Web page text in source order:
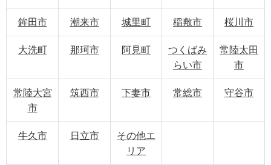
鉾田市 潮来市 城里町 稲敷市 桜川市
大洗町 那珂市 阿見町
つくばみ
らい市
常陸太田
市
常陸大宮
市
筑西市 下妻市 常総市 守谷市
牛久市 日立市
その他エ
リア